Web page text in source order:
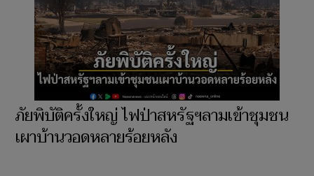
ภัยพิบัติครั้งใหญ่ ไฟป่าสหรัฐฯลามเข้าชุมชน
เผาบ้านวอดหลายร้อยหลัง